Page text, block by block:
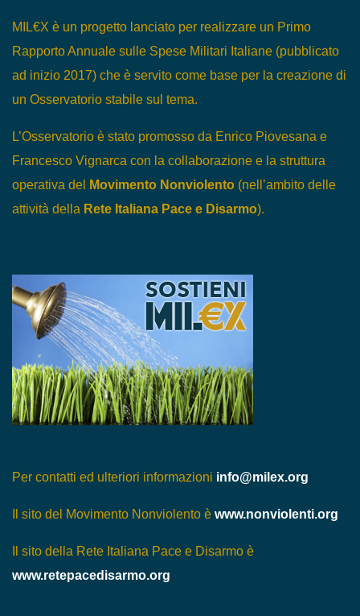
MIL€X è un progetto lanciato per realizzare un Primo
Rapporto Annuale sulle Spese Militari Italiane (pubblicato
ad inizio 2017) che è servito come base per la creazione di
un Osservatorio stabile sul tema.
L’Osservatorio è stato promosso da Enrico Piovesana e
Francesco Vignarca con la collaborazione e la struttura
operativa del
Movimento Nonviolento (nell’ambito delle
attività della Rete Italiana Pace e Disarmo).
Per contatti ed ulteriori informazioni info@milex.org
Il sito del Movimento Nonviolento è www.nonviolenti.org
Il sito della Rete Italiana Pace e Disarmo è
www.retepacedisarmo.org